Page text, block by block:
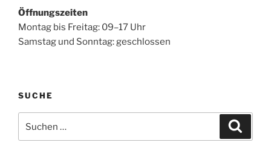
Öffnungszeiten
Montag bis Freitag: 09–17 Uhr
Samstag und Sonntag: geschlossen
SUCHE
nach: